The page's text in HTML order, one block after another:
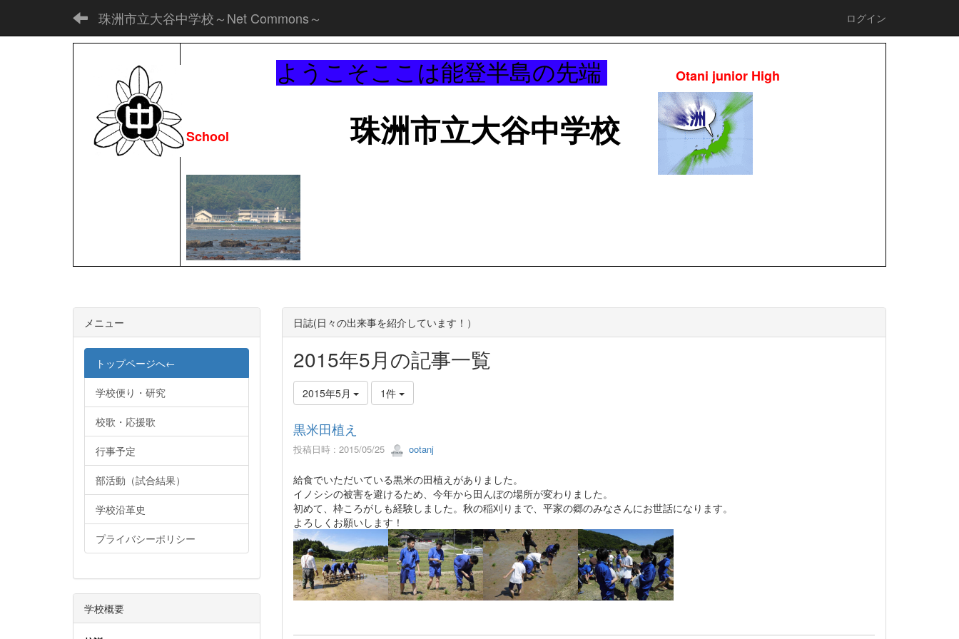
珠洲市立大谷中学校～Net Commons～ ログイン
ようこそここは能登半島の先端 Otani junior High
School 珠洲市立大谷中学校
日誌(日々の出来事を紹介しています！）
2015年5月の記事一覧
2015年5月 1件
黒米田植え
投稿日時 : 2015/05/25 ootanj
給食でいただいている黒米の田植えがありました。
イノシシの被害を避けるため、今年から田んぼの場所が変わりました。
初めて、枠ころがしも経験しました。秋の稲刈りまで、平家の郷のみなさんにお世話になります。
よろしくお願いします！
メニュー
トップページへ←
学校便り・研究
校歌・応援歌
行事予定
部活動（試合結果）
学校沿革史
プライバシーポリシー
学校概要